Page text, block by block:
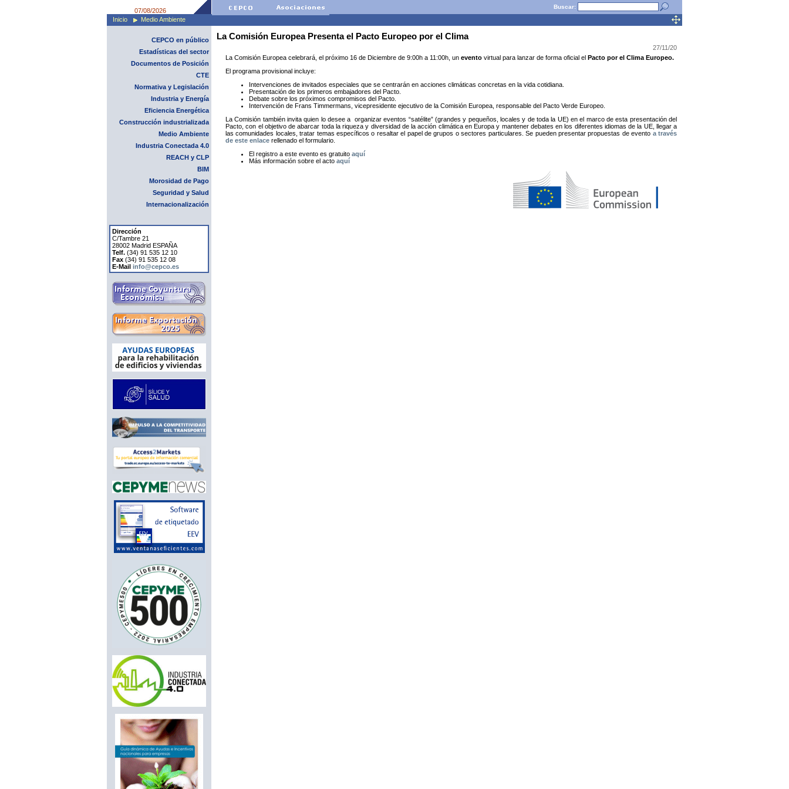
07/08/2026
Buscar:
Inicio Medio Ambiente
CEPCO en público
Estadísticas del sector
Documentos de Posición
CTE
Normativa y Legislación
Industria y Energía
Eficiencia Energética
Construcción industrializada
Medio Ambiente
Industria Conectada 4.0
REACH y CLP
BIM
Morosidad de Pago
Seguridad y Salud
Internacionalización
Dirección
C/Tambre 21
28002 Madrid ESPAÑA
Telf. (34) 91 535 12 10
Fax (34) 91 535 12 08
E-Mail info@cepco.es
La Comisión Europea Presenta el Pacto Europeo por el Clima
27/11/20
La Comisión Europea celebrará, el próximo 16 de Diciembre de 9:00h a 11:00h, un evento virtual para lanzar de forma oficial el Pacto por el Clima Europeo.
El programa provisional incluye:
Intervenciones de invitados especiales que se centrarán en acciones climáticas concretas en la vida cotidiana.
Presentación de los primeros embajadores del Pacto.
Debate sobre los próximos compromisos del Pacto.
Intervención de Frans Timmermans, vicepresidente ejecutivo de la Comisión Europea, responsable del Pacto Verde Europeo.
La Comisión también invita quien lo desee a organizar eventos “satélite” (grandes y pequeños, locales y de toda la UE) en el marco de esta presentación del
Pacto, con el objetivo de abarcar toda la riqueza y diversidad de la acción climática en Europa y mantener debates en los diferentes idiomas de la UE, llegar a
las comunidades locales, tratar temas específicos o resaltar el papel de grupos o sectores particulares. Se pueden presentar propuestas de evento a través
de este enlace rellenado el formulario.
El registro a este evento es gratuito aquí
Más información sobre el acto aquí